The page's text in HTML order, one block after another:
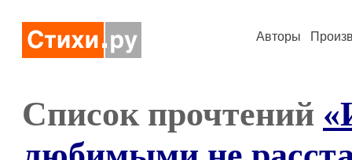
Авторы
Список прочтений